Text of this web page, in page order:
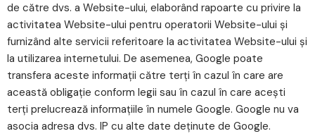
de către dvs. a Website-ului, elaborând rapoarte cu privire la
activitatea Website-ului pentru operatorii Website-ului și
furnizând alte servicii referitoare la activitatea Website-ului și
la utilizarea internetului. De asemenea, Google poate
transfera aceste informații către terți în cazul în care are
această obligaţie conform legii sau în cazul în care acești
terți prelucrează informațiile în numele Google. Google nu va
asocia adresa dvs. IP cu alte date deținute de Google.